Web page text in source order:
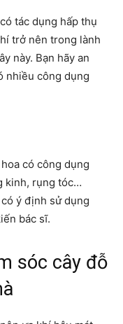
tác dụng hấp thụ
trở nên trong lành
này. Bạn hãy an
nhiều công dụng
có công dụng
kinh, rụng tóc…
ý định sử dụng
bác sĩ.
sóc cây đỗ